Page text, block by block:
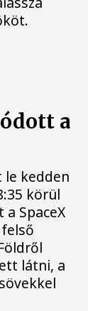
a
le kedden
körül
SpaceX
látni, a